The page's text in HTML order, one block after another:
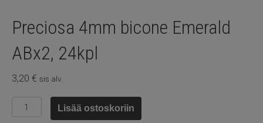
Preciosa 4mm bicone Emerald
ABx2, 24kpl
3,20 € sis alv.
Preciosa
4mm
Lisää ostoskoriin